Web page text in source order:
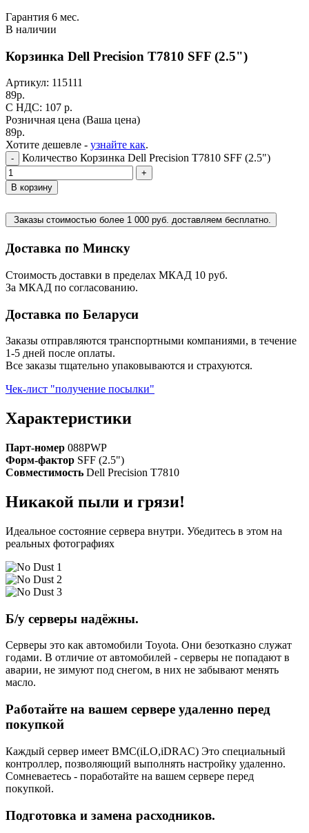
Гарантия 6 мес.
В наличии
Корзинка Dell Precision T7810 SFF (2.5")
Артикул: 115111
89р.
C НДС: 107 р.
Розничная цена (Ваша цена)
89р.
Хотите дешевле - узнайте как.
- Количество Корзинка Dell Precision T7810 SFF (2.5")
+
В корзину
Заказы стоимостью более 1 000 руб. доставляем бесплатно.
Доставка по Минску
Стоимость доставки в пределах МКАД 10 руб.
За МКАД по согласованию.
Доставка по Беларуси
Заказы отправляются транспортными компаниями, в течение
1-5 дней после оплаты.
Все заказы тщательно упаковываются и страхуются.
Чек-лист "получение посылки"
Характеристики
Парт-номер 088PWP
Форм-фактор SFF (2.5")
Совместимость Dell Precision T7810
Никакой пыли и грязи!
Идеальное состояние сервера внутри. Убедитесь в этом на
реальных фотографиях
Б/у серверы надёжны.
Серверы это как автомобили Toyota. Они безотказно служат
годами. В отличие от автомобилей - серверы не попадают в
аварии, не зимуют под снегом, в них не забывают менять
масло.
Работайте на вашем сервере удаленно перед
покупкой
Каждый сервер имеет BMC(iLO,iDRAC) Это специальный
контроллер, позволяющий выполнять настройку удаленно.
Сомневаетесь - поработайте на вашем сервере перед
покупкой.
Подготовка и замена расходников.